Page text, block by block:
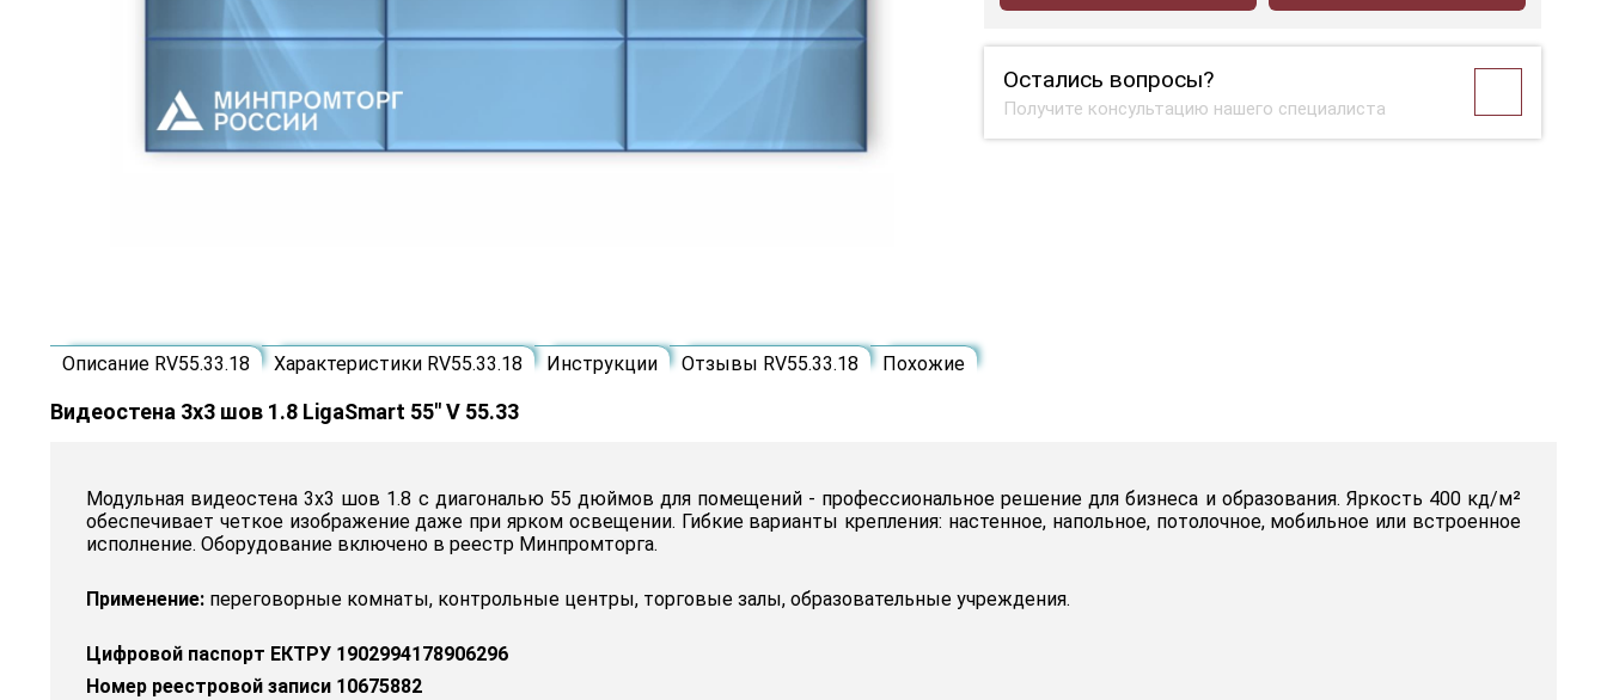
Остались вопросы?
Получите консультацию нашего специалиста
Описание RV55.33.18 Характеристики RV55.33.18 Инструкции Отзывы RV55.33.18 Похожие
Видеостена 3x3 шов 1.8 LigaSmart 55" V 55.33
Модульная видеостена 3x3 шов 1.8 с диагональю 55 дюймов для помещений - профессиональное решение для бизнеса и образования. Яркость 400 кд/м²
обеспечивает четкое изображение даже при ярком освещении. Гибкие варианты крепления: настенное, напольное, потолочное, мобильное или встроенное
исполнение. Оборудование включено в реестр Минпромторга.
Применение: переговорные комнаты, контрольные центры, торговые залы, образовательные учреждения.
Цифровой паспорт ЕКТРУ 1902994178906296
Номер реестровой записи 10675882